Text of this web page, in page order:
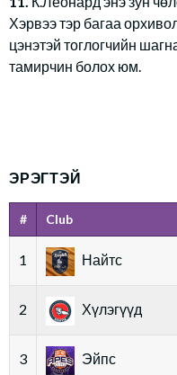
Хэрвээ тэр багаа
цэнэтэй тоглогчийн
тамирчин болох юм.
ЭРЭГТЭЙ
# Club
1 Найтс
2 Хүлэгүүд
3 Эйпс